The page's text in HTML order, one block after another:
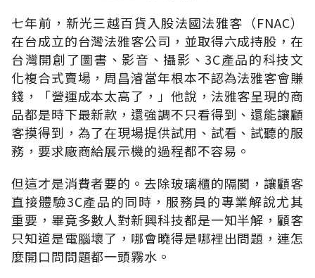
七年前，新光三越百貨入股法國法雅客（FNAC）
在台成立的台灣法雅客公司，並取得六成持股，在
台灣開創了圖書、影音、攝影、3C產品的科技文
化複合式賣場，周昌濬當年根本不認為法雅客會賺
錢，「營運成本太高了，」他說，法雅客呈現的商
品都是時下最新款，還強調不只看得到、還能讓顧
客摸得到，為了在現場提供試用、試看、試聽的服
務，要求廠商給展示機的過程都不容易。
但這才是消費者要的。去除玻璃櫃的隔閡，讓顧客
直接體驗3C產品的同時，服務員的專業解說尤其
重要，畢竟多數人對新興科技都是一知半解，顧客
只知道是電腦壞了，哪會曉得是哪裡出問題，連怎
麼開口問問題都一頭霧水。